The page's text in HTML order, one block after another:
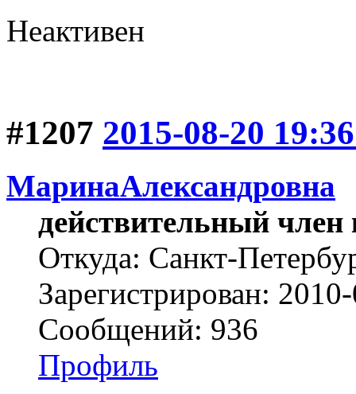
Неактивен
#1207 2015-08-20
МаринаАлександровна
действительный член
Откуда: Cанкт-
Зарегистрирован:
Сообщений: 936
Профиль